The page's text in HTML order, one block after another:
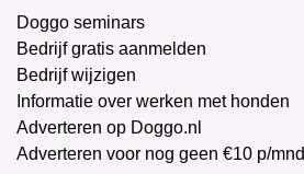
Doggo seminars
Bedrijf gratis aanmelden
Bedrijf wijzigen
Informatie over werken met honden
Adverteren op Doggo.nl
Adverteren voor nog geen €10 p/mnd